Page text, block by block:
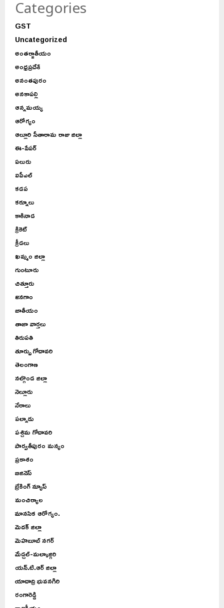
Categories
GST
Uncategorized
అంతర్జాతీయం
అంధ్రప్రదేశ్
అనంతపురం
అనకాపల్లి
ఆన్నమయ్య
ఆరోగ్యం
ఆల్లూరి సీతారామ రాజు జిల్లా
ఈ-పేపర్
ఏలురు
ఐపీఎల్
కడప
కర్నూలు
కాకినాడ
క్రికెట్
క్రీడలు
ఖమ్మం జిల్లా
గుంటూరు
చిత్తూరు
జనగాం
జాతీయం
తాజా వార్తలు
తిరుపతి
తూర్పు గోదావరి
తెలంగాణ
నల్గొండ జిల్లా
నెల్లూరు
నేరాలు
పల్నాడు
పశ్చిమ గోదావరి
పార్వతీపురం మన్యం
ప్రకాశం
బిజినెస్
బ్రేకింగ్ న్యూస్
మంచిర్యాల
మానసిక ఆరోగ్యం.
మెదక్ జిల్లా
మెహబూబ్ నగర్
మేడ్చల్-మల్కాజ్గిరి
యన్.టి.ఆర్ జిల్లా
యాదాద్రి భువనగిరి
రంగారెడ్డి